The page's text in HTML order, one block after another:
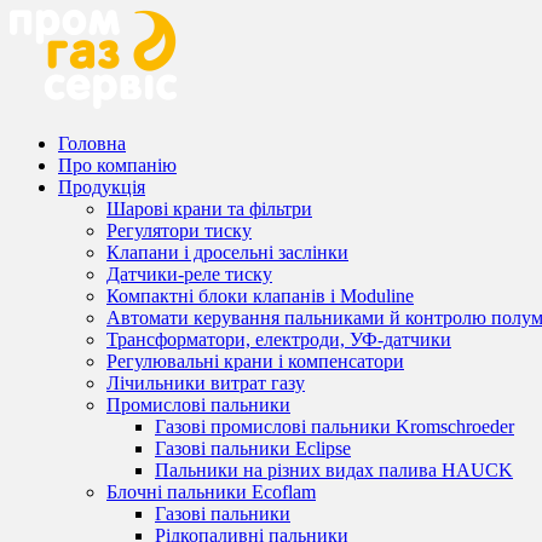
Головна
Про компанію
Продукція
Шарові крани та фільтри
Регулятори тиску
Клапани і дросельні заслінки
Датчики-реле тиску
Компактні блоки клапанів і Moduline
Автомати керування пальниками й контролю
Трансформатори, електроди, УФ-датчики
Регулювальні крани і компенсатори
Лічильники витрат газу
Промислові пальники
Газові промислові пальники Kromschroeder
Газові пальники Eclipse
Пальники на різних видах палива HAUCK
Блочні пальники Ecoflam
Газові пальники
Рідкопаливні пальники